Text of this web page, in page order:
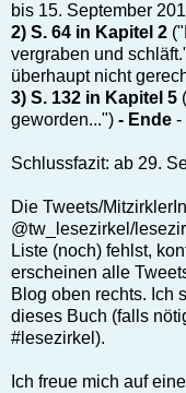
bis 15. September
2) S. 64 in Kapitel 2
vergraben und
überhaupt nicht
3) S. 132 in Kapitel 5
geworden...") - Ende -
Schlussfazit: ab 29.
Die Tweets/
@tw_lesezirkel/
Liste (noch) fehlst,
erscheinen alle
Blog oben rechts. Ich
dieses Buch (falls
#lesezirkel).
Ich freue mich auf